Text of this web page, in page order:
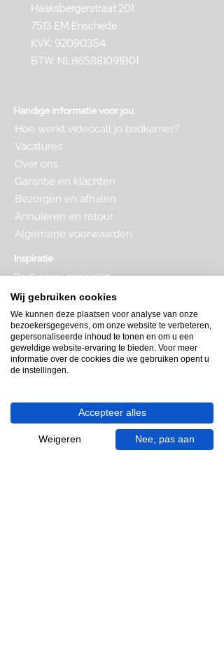
Haaksbergerstraat 201
7513 EM Enschede
KVK: 92090354
BTW: NL865881091B01
Handige informatie voor jou.
Hoe werkt videocall je badkamer?
Vacatures
Over ons
Garantie en klachten
Bezorgen en afhalen
Annuleren en retour
Algemene voorwaarden
Inspiratie
Badkamer specialist
Complete badkamer
Badkamer kopen
Badkamer op maat
Badkamer indeling
Badkamer plattegrond
Badkamer verbouwen
Toilet renovatie
Visgraat tegels
Wij gebruiken cookies
We kunnen deze plaatsen voor analyse van onze
bezoekersgegevens, om onze website te verbeteren,
gepersonaliseerde inhoud te tonen en om u een
geweldige website-ervaring te bieden. Voor meer
informatie over de cookies die we gebruiken opent u
de instellingen.
Accepteer alles
Weigeren Nee, pas aan